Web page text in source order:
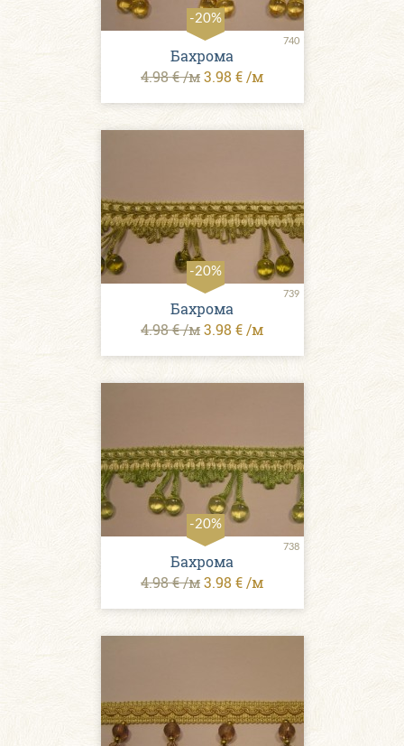
-20%
740
Бахрома
4.98 € /м3.98 € /м
-20%
739
Бахрома
4.98 € /м3.98 € /м
-20%
738
Бахрома
4.98 € /м3.98 € /м